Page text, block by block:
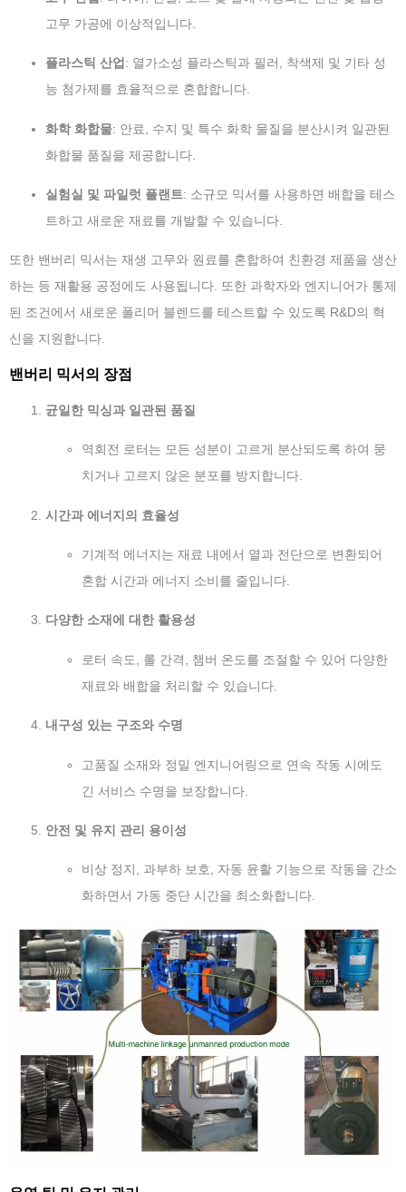
고무 가공에 이상적입니다.
플라스틱 산업 : 열가소성 플라스틱과 필러, 착색제 및 기타 성
능 첨가제를 효율적으로 혼합합니다.
화학 화합물: 안료, 수지 및 특수 화학 물질을 분산시켜 일관된
화합물 품질을 제공합니다.
실험실 및 파일럿 플랜트: 소규모 믹서를 사용하면 배합을 테스
트하고 새로운 재료를 개발할 수 있습니다.
또한 밴버리 믹서는 재생 고무와 원료를 혼합하여 친환경 제품을 생산
하는 등 재활용 공정에도 사용됩니다. 또한 과학자와 엔지니어가 통제
된 조건에서 새로운 폴리머 블렌드를 테스트할 수 있도록 R&D의 혁
신을 지원합니다.
밴버리 믹서의 장점
균일한 믹싱과 일관된 품질
역회전 로터는 모든 성분이 고르게 분산되도록 하여 뭉
치거나 고르지 않은 분포를 방지합니다.
시간과 에너지의 효율성
기계적 에너지는 재료 내에서 열과 전단으로 변환되어
혼합 시간과 에너지 소비를 줄입니다.
다양한 소재에 대한 활용성
로터 속도, 롤 간격, 챔버 온도를 조절할 수 있어 다양한
재료와 배합을 처리할 수 있습니다.
내구성 있는 구조와 수명
고품질 소재와 정밀 엔지니어링으로 연속 작동 시에도
긴 서비스 수명을 보장합니다.
안전 및 유지 관리 용이성
비상 정지, 과부하 보호, 자동 윤활 기능으로 작동을 간소
화하면서 가동 중단 시간을 최소화합니다.